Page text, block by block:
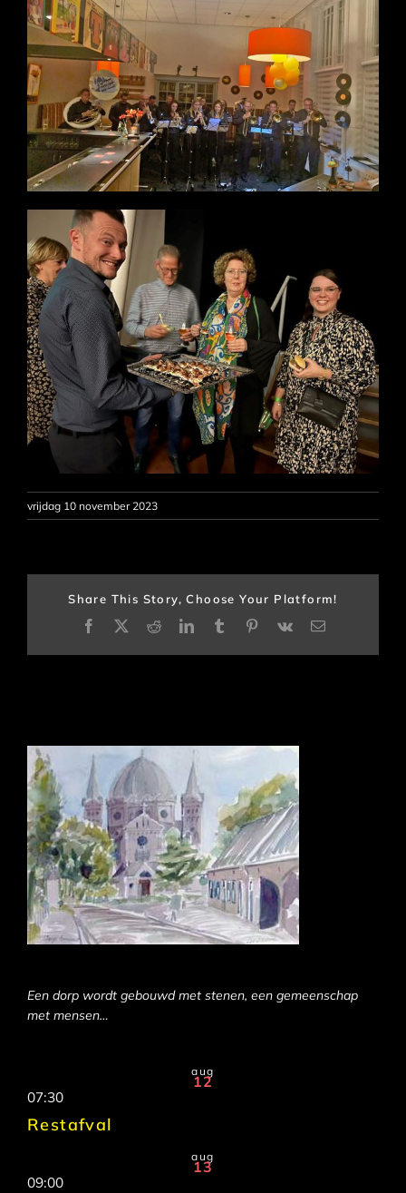
vrijdag 10 november 2023
Share This Story, Choose Your Platform!
Facebook
X RedditLinkedInTumblrPinterest
Vk
E-
Een dorp wordt gebouwd met stenen, een gemeenschap
met mensen…
aug
12
07:30
Restafval
aug
13
09:00